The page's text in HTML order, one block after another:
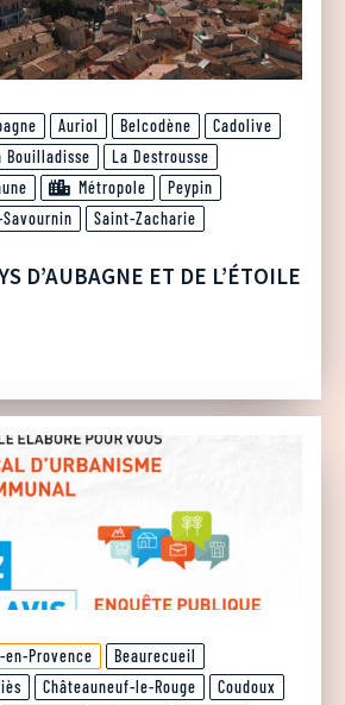
Auriol Belcodène
Cadolive
Bouilladisse
La Destrousse
Métropole
Peypin
Saint-Zacharie
D’AUBAGNE ET DE L’ÉTOILE
en-Provence
Beaurecueil
Châteauneuf-le-Rouge
Coudoux